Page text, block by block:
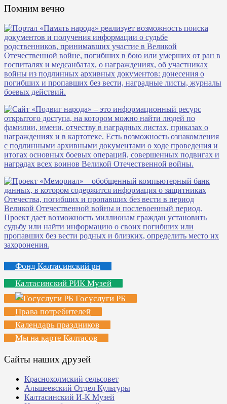
Помним вечно
Фонд Калтасинский рн
Калтасинский РИК Музей
Госуслуги РБ
Права потребителей
Календарь праздников
Мы на карте Калтасов
Сайты наших друзей
Краснохолмский сельсовет
Альшеевский Отдел Культуры
Калтасинский И-К Музей